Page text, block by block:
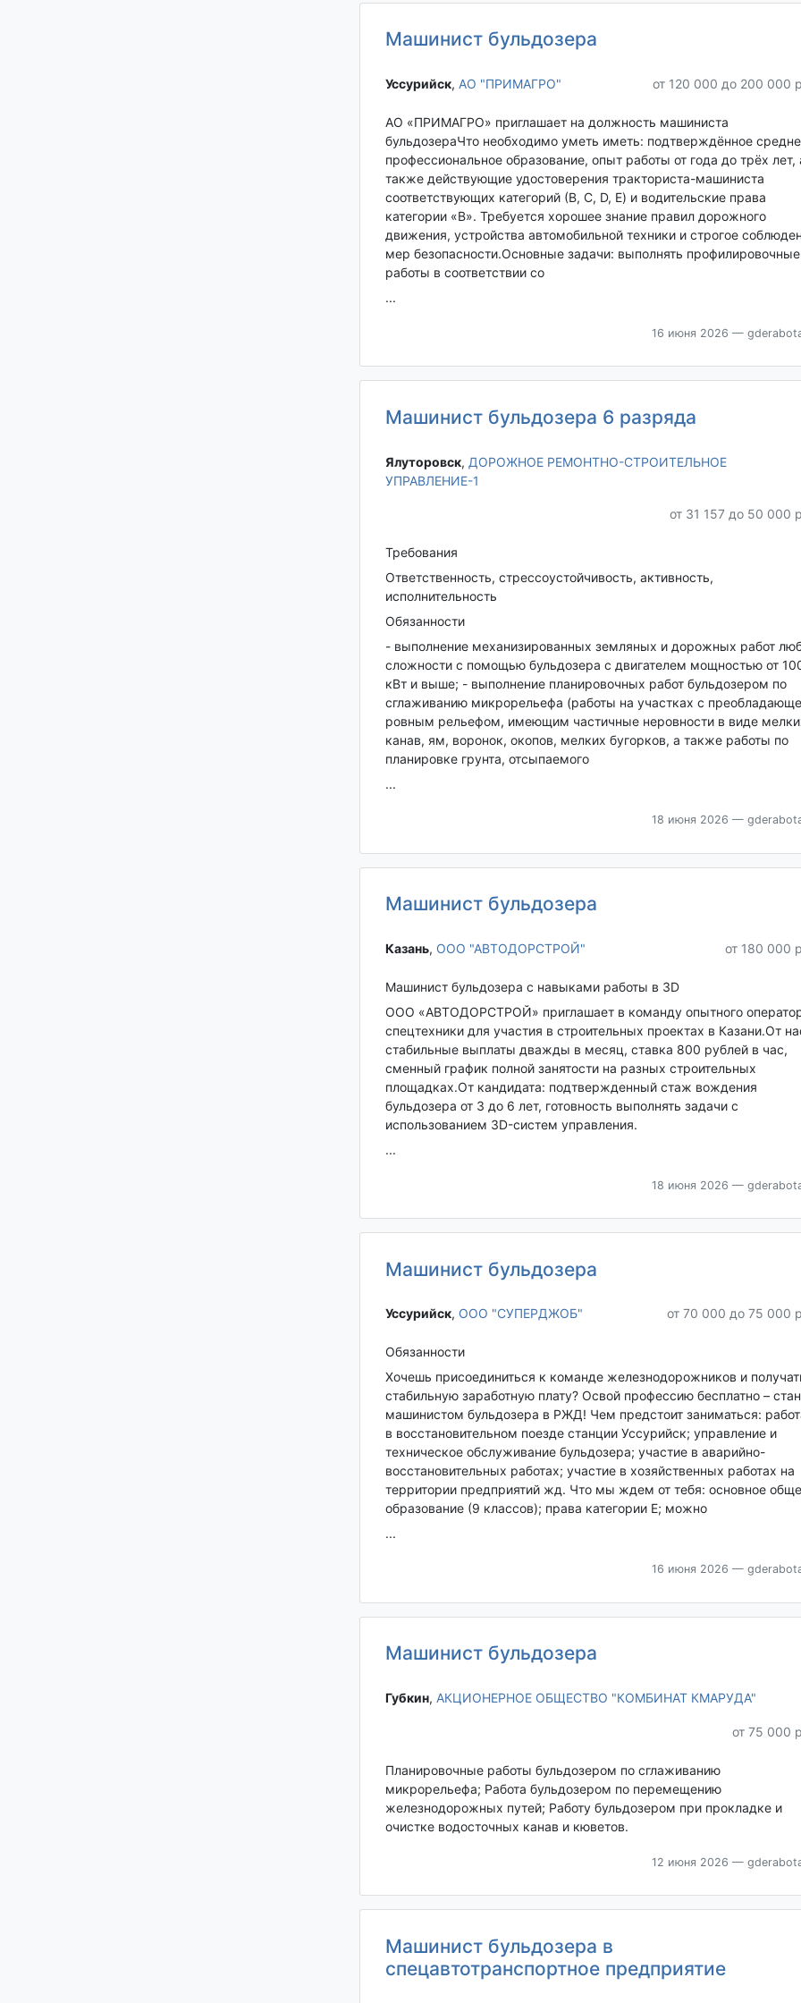
Машинист бульдозера
Уссурийск‎, АО "ПРИМАГРО" от 120 000 до 200 000
АО «ПРИМАГРО» приглашает на должность машиниста
бульдозераЧто необходимо уметь иметь: подтверждённое
профессиональное образование, опыт работы от года до трёх лет,
также действующие удостоверения тракториста-машиниста
соответствующих категорий (В, С, D, E) и водительские права
категории «В». Требуется хорошее знание правил дорожного
движения, устройства автомобильной техники и строгое
мер безопасности.Основные задачи: выполнять профилировочные
работы в соответствии со
...
16 июня 2026 —
Машинист бульдозера 6 разряда
Ялуторовск‎, ДОРОЖНОЕ РЕМОНТНО-СТРОИТЕЛЬНОЕ
УПРАВЛЕНИЕ-1
от 31 157 до 50 000
Требования
Ответственность, стрессоустойчивость, активность,
исполнительность
Обязанности
- выполнение механизированных земляных и дорожных работ
сложности с помощью бульдозера с двигателем мощностью от
кВт и выше; - выполнение планировочных работ бульдозером по
сглаживанию микрорельефа (работы на участках с преобладающе
ровным рельефом, имеющим частичные неровности в виде
канав, ям, воронок, окопов, мелких бугорков, а также работы по
планировке грунта, отсыпаемого
...
18 июня 2026 —
Машинист бульдозера
Казань‎, ООО "АВТОДОРСТРОЙ" от 180 000
Машинист бульдозера с навыками работы в 3D
ООО «АВТОДОРСТРОЙ» приглашает в команду опытного
спецтехники для участия в строительных проектах в Казани.От
стабильные выплаты дважды в месяц, ставка 800 рублей в час,
сменный график полной занятости на разных строительных
площадках.От кандидата: подтвержденный стаж вождения
бульдозера от 3 до 6 лет, готовность выполнять задачи с
использованием 3D-систем управления.
...
18 июня 2026 —
Машинист бульдозера
Уссурийск‎, ООО "СУПЕРДЖОБ" от 70 000 до 75 000
Обязанности
Хочешь присоединиться к команде железнодорожников и
стабильную заработную плату? Освой профессию бесплатно –
машинистом бульдозера в РЖД! Чем предстоит заниматься:
в восстановительном поезде станции Уссурийск; управление и
техническое обслуживание бульдозера; участие в аварийно-
восстановительных работах; участие в хозяйственных работах на
территории предприятий жд. Что мы ждем от тебя: основное
образование (9 классов); права категории Е; можно
...
16 июня 2026 —
Машинист бульдозера
Губкин‎, АКЦИОНЕРНОЕ ОБЩЕСТВО "КОМБИНАТ КМАРУДА"
от 75 000
Планировочные работы бульдозером по сглаживанию
микрорельефа; Работа бульдозером по перемещению
железнодорожных путей; Работу бульдозером при прокладке и
очистке водосточных канав и кюветов.
12 июня 2026 —
Машинист бульдозера в
спецавтотранспортное предприятие